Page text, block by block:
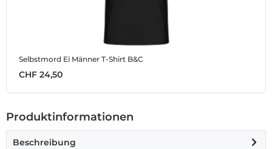
Selbstmord Ei Männer T-Shirt B&C
CHF 24,50
Produktinformationen
Beschreibung